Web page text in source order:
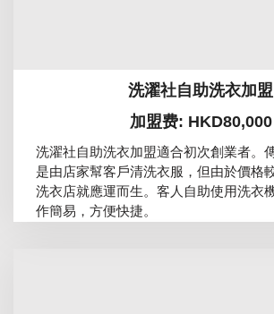
洗濯社自助洗衣加盟
加盟费: HKD80,000
洗濯社自助洗衣加盟適合初次創業者。
是由店家幫客戶清洗衣服，但由於價格
洗衣店就應運而生。客人自助使用洗衣
作簡易，方便快捷。